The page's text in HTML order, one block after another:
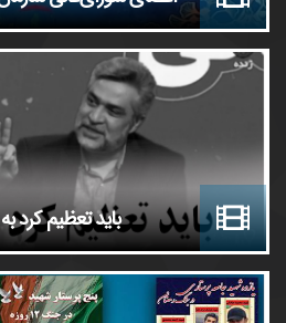
باید تعظیم کرد